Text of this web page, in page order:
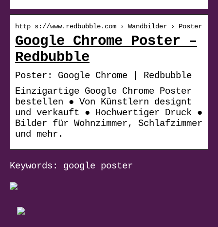
http s://www.redbubble.com › Wandbilder › Poster
Google Chrome Poster –
Redbubble
Poster: Google Chrome | Redbubble
Einzigartige Google Chrome Poster
bestellen ● Von Künstlern designt
und verkauft ● Hochwertiger Druck ●
Bilder für Wohnzimmer, Schlafzimmer
und mehr.
Keywords: google poster